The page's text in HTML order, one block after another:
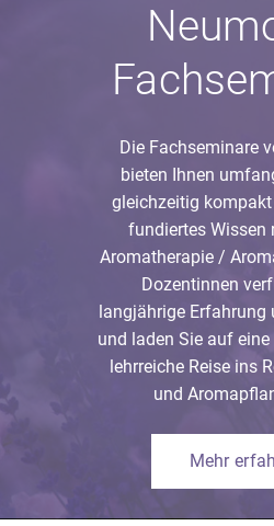
Die Fachseminare
bieten Ihnen
gleichzeitig
fundiertes Wissen
Aromatherapie /
Dozentinnen
langjährige Erfahrung
und laden Sie auf
lehrreiche Reise ins
und
Mehr